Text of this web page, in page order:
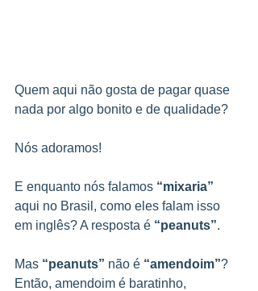
Quem aqui não gosta de pagar quase
nada por algo bonito e de qualidade?
Nós adoramos!
E enquanto nós falamos “mixaria”
aqui no Brasil, como eles falam isso
em inglês? A resposta é “peanuts”.
Mas “peanuts” não é “amendoim”?
Então, amendoim é baratinho,